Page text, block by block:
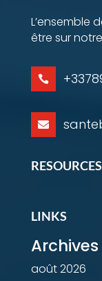
L’ensemble
être sur


RESOURCES
LINKS
Archives
août 2026